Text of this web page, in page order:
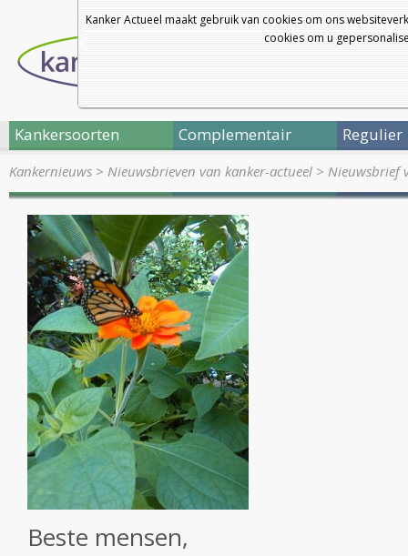
Kanker Actueel maakt gebruik van cookies om ons
cookies om u
Kankersoorten Complementair Regulier
Kankernieuws > Nieuwsbrieven van kanker-actueel > Nieuwsbrief
Beste mensen,